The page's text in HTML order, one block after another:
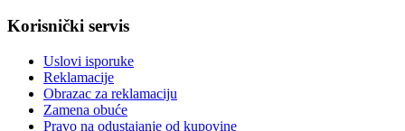
Korisnički servis
Uslovi isporuke
Reklamacije
Obrazac za reklamaciju
Zamena obuće
Pravo na odustajanje od kupovine